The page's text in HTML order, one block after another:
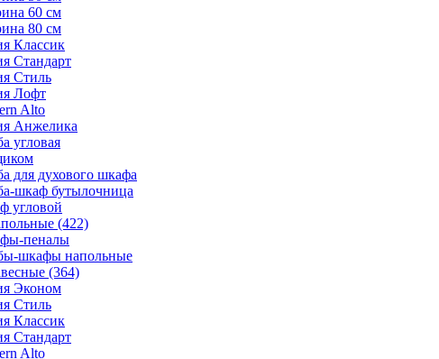
60 см
80 см
Классик
Стандарт
Стиль
Лофт
Alto
Анжелика
угловая
для духового шкафа
шкаф бутылочница
угловой
(422)
пеналы
шкафы напольные
(364)
Эконом
Стиль
Классик
Стандарт
Alto